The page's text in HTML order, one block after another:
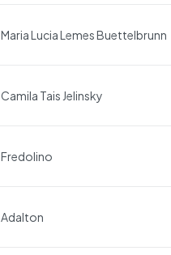
Maria Lucia Lemes Buettelbrunn
Camila Tais Jelinsky
Fredolino
Adalton